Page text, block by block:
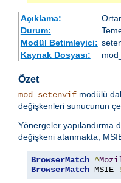
Açıklama:
Durum:
Modül Betimleyici:
Kaynak Dosyası:
Özet
mod_setenvif modülü
değişkenleri sunucunun
Yönergeler yapılandırma
değişkeni atanmakta,
BrowserMatch ^
BrowserMatch MSIE !